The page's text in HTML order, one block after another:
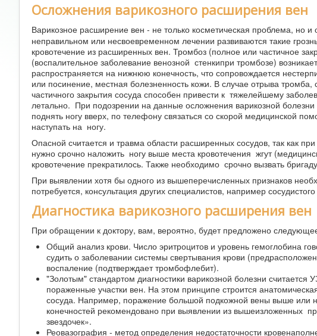
Осложнения варикозного расширения вен
Варикозное расширение вен - не только косметическая проблема, но
неправильном или несвоевременном лечении развиваются такие
кровотечение из расширенных вен. Тромбоз (полное или частичное
(воспалительное заболевание венозной стенкипри тромбозе)
распространяется на нижнюю конечность, что сопровождается
или посинение, местная болезненность кожи. В случае отрыва
частичного закрытия сосуда способен привести к тяжелейшему
летально. При подозрении на данные осложнения варикозной
поднять ногу вверх, по телефону связаться со скорой медицинской
наступать на ногу.
Опасной считается и травма области расширенных сосудов, так как
нужно срочно наложить ногу выше места кровотечения жгут
кровотечение прекратилось. Также необходимо срочно вызвать
При выявлении хотя бы одного из вышеперечисленных признаков
потребуется, консультация других специалистов, например
Диагностика варикозного расширения вен
При обращении к доктору, вам, вероятно, будет предложено
Общий анализ крови. Число эритроцитов и уровень гемоглобина
судить о заболевании системы свертывания крови
воспаление (подтверждает тромбофлебит).
"Золотым" стандартом диагностики варикозной болезни
пораженные участки вен. На этом принципе строится
сосуда. Например, поражение большой подкожной вены выше или
конечностей рекомендовано при выявлении из вышеизложенных
звездочек».
Реовазография - метод определения недостаточности